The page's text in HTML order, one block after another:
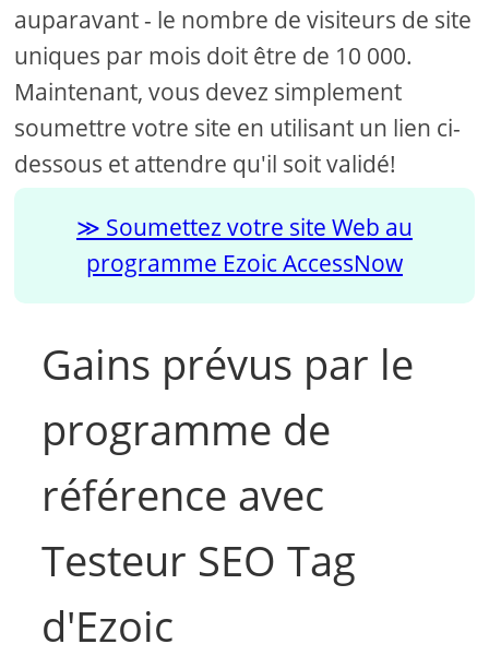
auparavant - le nombre de visiteurs de site
uniques par mois doit être de 10 000.
Maintenant, vous devez simplement
soumettre votre site en utilisant un lien ci-
dessous et attendre qu'il soit validé!
Soumettez votre site Web au
programme Ezoic AccessNow
Gains prévus par le
programme de
référence avec
Testeur SEO Tag
d'Ezoic